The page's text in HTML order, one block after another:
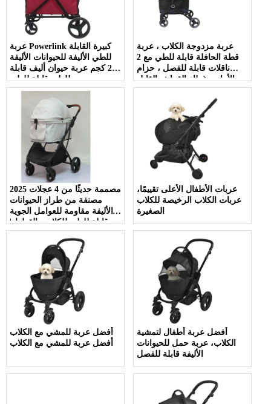
عربة Powerlink كبيرة القابلة
للطي الأليفة للحيوانات الأليفة
25 كجم عربة حيوان أليف قابلة
للطي قابلة للطي
عربة مزدوجة الكلاب ، عربة
قطة الحافلة قابلة للطي مع 2
ناقلات قابلة للفصل ، حزام
الأمان ، غطاء القماش القابل
للغسل. وسادات قابلة للإزالة
2025 مصممة حديثًا من 4 عجلات
مصنفة من طراز الحيوانات
الأليفة مقاومة للعوامل الجوية
وقابلة للطي للكلاب والقطط |
سفر آمن ومغامرات في الهواء
عربات الأطفال الأعلى تقييمًا،
عربات الكلاب الرخيصة للكلاب
الصغيرة
أفضل عربة للمشي مع الكلاب
أفضل عربة للمشي مع الكلاب
أفضل عربة أطفال لتمشية
الكلاب، عربة حمل للحيوانات
الأليفة قابلة للفصل